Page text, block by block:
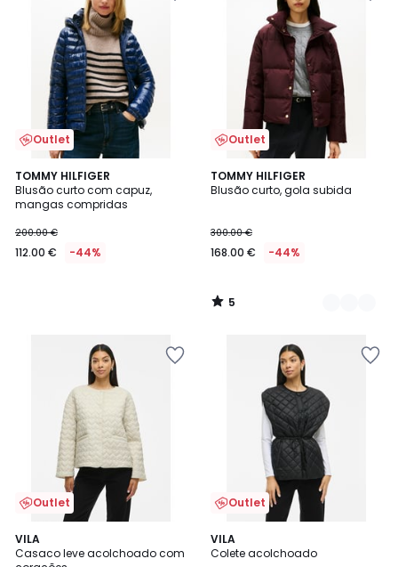
Outlet
TOMMY HILFIGER
Blusão curto com capuz,
mangas compridas
200.00 €
112.00 € -44%
Outlet
TOMMY HILFIGER
Blusão curto, gola subida
300.00 €
168.00 € -44%
5
/
2
Cores
5
/
Outlet
VILA
Casaco leve acolchoado com
4
/
Outlet
VILA
Colete acolchoado
5
/